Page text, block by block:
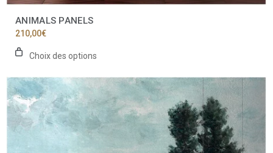
ANIMALS PANELS
210,00€
Choix des options